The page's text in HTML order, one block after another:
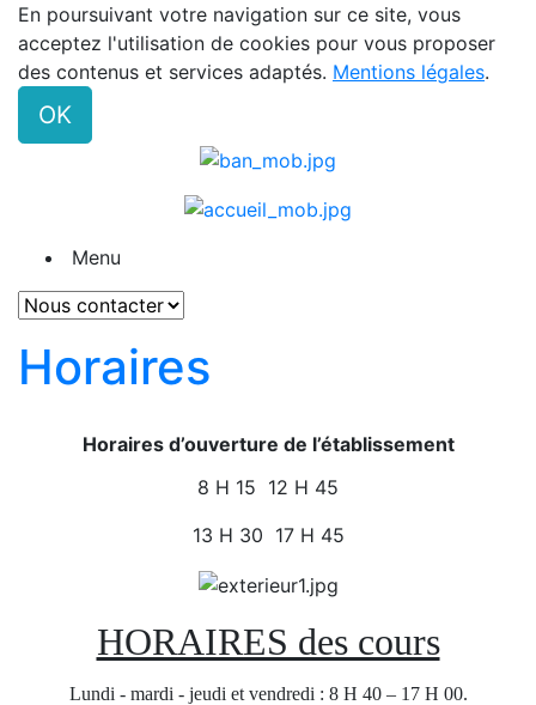
En poursuivant votre navigation sur ce site, vous
acceptez l'utilisation de cookies pour vous proposer
des contenus et services adaptés. Mentions légales.
OK
Menu
Horaires
Horaires d’ouverture de l’établissement
8 H 15  12 H 45
13 H 30  17 H 45
HORAIRES des cours
Lundi - mardi - jeudi et vendredi : 8 H 40 – 17 H 00.